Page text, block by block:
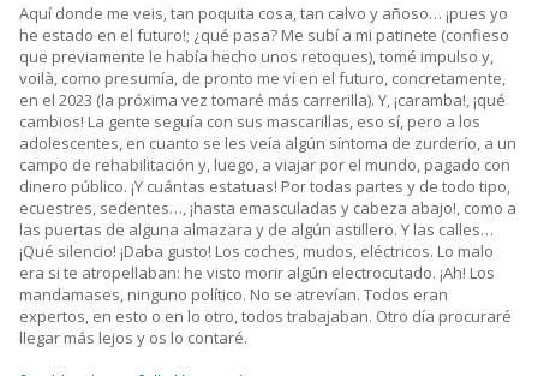
Aquí donde me veis, tan poquita cosa, tan calvo y añoso… ¡pues yo
he estado en el futuro!; ¿qué pasa? Me subí a mi patinete (confieso
que previamente le había hecho unos retoques), tomé impulso y,
voilà, como presumía, de pronto me ví en el futuro, concretamente,
en el 2023 (la próxima vez tomaré más carrerilla). Y, ¡caramba!, ¡qué
cambios! La gente seguía con sus mascarillas, eso sí, pero a los
adolescentes, en cuanto se les veía algún síntoma de zurderío, a un
campo de rehabilitación y, luego, a viajar por el mundo, pagado con
dinero público. ¡Y cuántas estatuas! Por todas partes y de todo tipo,
ecuestres, sedentes…, ¡hasta emasculadas y cabeza abajo!, como a
las puertas de alguna almazara y de algún astillero. Y las calles…
¡Qué silencio! ¡Daba gusto! Los coches, mudos, eléctricos. Lo malo
era si te atropellaban: he visto morir algún electrocutado. ¡Ah! Los
mandamases, ninguno político. No se atrevían. Todos eran
expertos, en esto o en lo otro, todos trabajaban. Otro día procuraré
llegar más lejos y os lo contaré.